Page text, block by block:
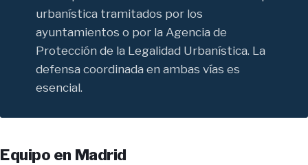
urbanística tramitados por los
ayuntamientos o por la Agencia de
Protección de la Legalidad Urbanística. La
defensa coordinada en ambas vías es
esencial.
Equipo en Madrid